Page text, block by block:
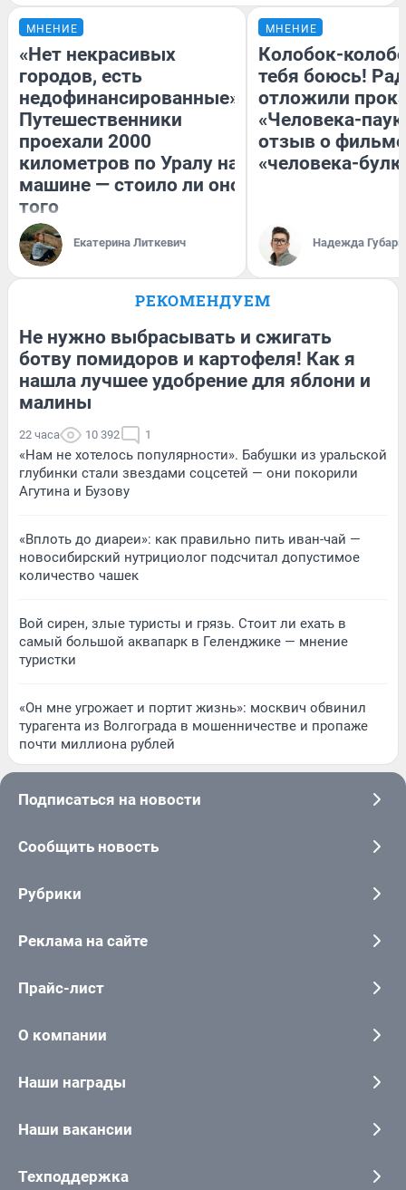
МНЕНИЕ
«Нет некрасивых
городов, есть
недофинансированные».
Путешественники
проехали 2000
километров по Уралу на
машине — стоило ли оно
того
Екатерина Литкевич
МНЕНИЕ
Колобок-
тебя боюсь!
отложили
«Человека-
отзыв о
«человека-
Надежда Губарь
РЕКОМЕНДУЕМ
Не нужно выбрасывать и сжигать
ботву помидоров и картофеля! Как я
нашла лучшее удобрение для яблони и
малины
22 часа 10 392 1
«Нам не хотелось популярности». Бабушки из уральской
глубинки стали звездами соцсетей — они покорили
Агутина и Бузову
«Вплоть до диареи»: как правильно пить иван-чай —
новосибирский нутрициолог подсчитал допустимое
количество чашек
Вой сирен, злые туристы и грязь. Стоит ли ехать в
самый большой аквапарк в Геленджике — мнение
туристки
«Он мне угрожает и портит жизнь»: москвич обвинил
турагента из Волгограда в мошенничестве и пропаже
почти миллиона рублей
Подписаться на новости
Сообщить новость
Рубрики
Реклама на сайте
Прайс-лист
О компании
Наши награды
Наши вакансии
Техподдержка